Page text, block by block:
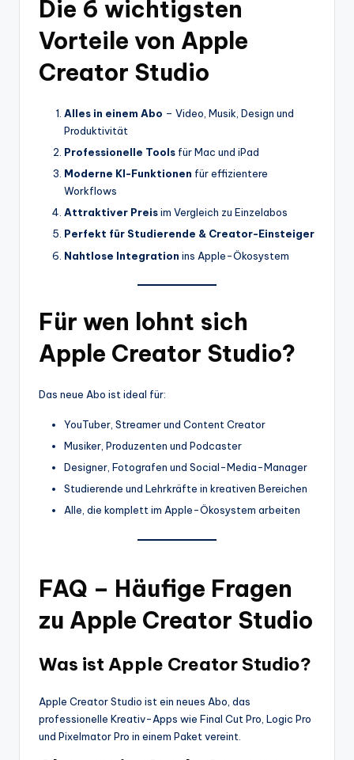
Die 6 wichtigsten
Vorteile von Apple
Creator Studio
Alles in einem Abo – Video, Musik, Design und
Produktivität
Professionelle Tools für Mac und iPad
Moderne KI-Funktionen für effizientere
Workflows
Attraktiver Preisim Vergleich zu Einzelabos
Perfekt für Studierende & Creator-Einsteiger
Nahtlose Integration ins Apple-Ökosystem
Für wen lohnt sich
Apple Creator Studio?
Das neue Abo ist ideal für:
YouTuber, Streamer und Content Creator
Musiker, Produzenten und Podcaster
Designer, Fotografen und Social-Media-Manager
Studierende und Lehrkräfte in kreativen Bereichen
Alle, die komplett im Apple-Ökosystem arbeiten
FAQ – Häufige Fragen
zu Apple Creator Studio
Was ist Apple Creator Studio?
Apple Creator Studio ist ein neues Abo, das
professionelle Kreativ-Apps wie Final Cut Pro, Logic Pro
und Pixelmator Pro in einem Paket vereint.